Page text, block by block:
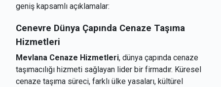
geniş kapsamlı açıklamalar:
Cenevre Dünya Çapında Cenaze Taşıma
Hizmetleri
Mevlana Cenaze Hizmetleri, dünya çapında cenaze
taşımacılığı hizmeti sağlayan lider bir firmadır. Küresel
cenaze taşıma süreci, farklı ülke yasaları, kültürel